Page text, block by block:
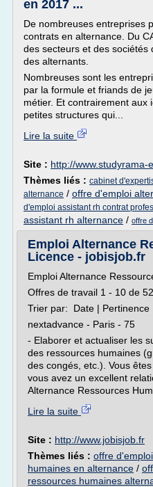
en 2017 ...
De nombreuses entreprises
contrats en alternance. Du
des secteurs et des sociétés
des alternants.
Nombreuses sont les
par la formule et friands de
métier. Et contrairement aux
petites structures qui...
Lire la suite
Site : http://www.studyrama-
Thèmes liés : cabinet
alternance / offre d'emploi
d'emploi assistant rh contrat
assistant rh alternance / offre
Emploi Alternance
Licence - jobisjob.fr
Emploi Alternance
Offres de travail 1 - 10 de 52
Trier par: Date | Pertinence
nextadvance - Paris - 75
- Elaborer et actualiser les
des ressources humaines
des congés, etc.). Vous
vous avez un excellent
Alternance Ressources
Lire la suite
Site : http://www.jobisjob.fr
Thèmes liés : offre
humaines en alternance /
ressources humaines